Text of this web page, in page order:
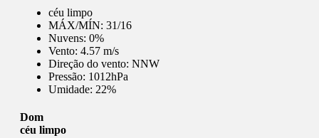
céu limpo
MÁX/MÍN: 31/16
Nuvens: 0%
Vento: 4.57 m/s
Direção do vento: NNW
Pressão: 1012hPa
Umidade: 22%
Dom
céu limpo